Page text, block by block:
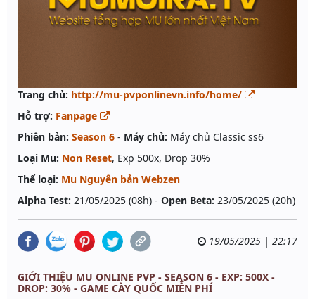
Trang chủ: http://mu-pvponlinevn.info/home/
Hỗ trợ: Fanpage
Phiên bản: Season 6 - Máy chủ: Máy chủ Classic ss6
Loại Mu: Non Reset, Exp 500x, Drop 30%
Thể loại: Mu Nguyên bản Webzen
Alpha Test: 21/05/2025 (08h) - Open Beta: 23/05/2025 (20h)
19/05/2025 | 22:17
GIỚI THIỆU MU ONLINE PVP - SEASON 6 - EXP: 500X -
DROP: 30% - GAME CÀY QUỐC MIỄN PHÍ